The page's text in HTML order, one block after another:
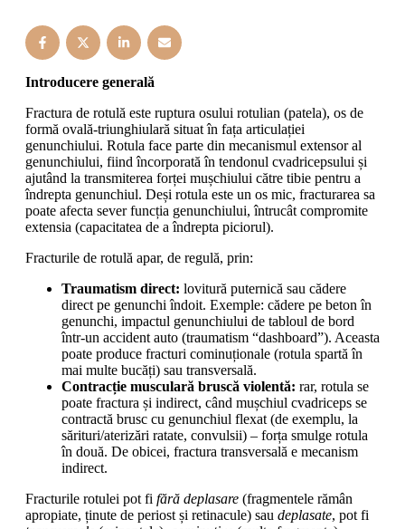
Introducere generală
Fractura de rotulă este ruptura osului rotulian (patela), os de
formă ovală-triunghiulară situat în fața articulației
genunchiului. Rotula face parte din mecanismul extensor al
genunchiului, fiind încorporată în tendonul cvadricepsului și
ajutând la transmiterea forței mușchiului către tibie pentru a
îndrepta genunchiul. Deși rotula este un os mic, fracturarea sa
poate afecta sever funcția genunchiului, întrucât compromite
extensia (capacitatea de a îndrepta piciorul).
Fracturile de rotulă apar, de regulă, prin:
Traumatism direct: lovitură puternică sau cădere
direct pe genunchi îndoit. Exemple: cădere pe beton în
genunchi, impactul genunchiului de tabloul de bord
într-un accident auto (traumatism “dashboard”). Aceasta
poate produce fracturi cominuționale (rotula spartă în
mai multe bucăți) sau transversală.
Contracție musculară bruscă violentă: rar, rotula se
poate fractura și indirect, când mușchiul cvadriceps se
contractă brusc cu genunchiul flexat (de exemplu, la
sărituri/aterizări ratate, convulsii) – forța smulge rotula
în două. De obicei, fractura transversală e mecanism
indirect.
Fracturile rotulei pot fi fără deplasare (fragmentele rămân
apropiate, ținute de periost și retinacule) sau deplasate, pot fi